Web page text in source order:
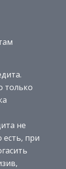
только
не
при